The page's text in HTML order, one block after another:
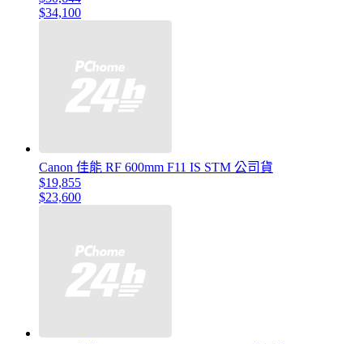
$34,100
Canon 佳能 RF 600mm F11 IS STM 公司貨
$19,855
$23,600